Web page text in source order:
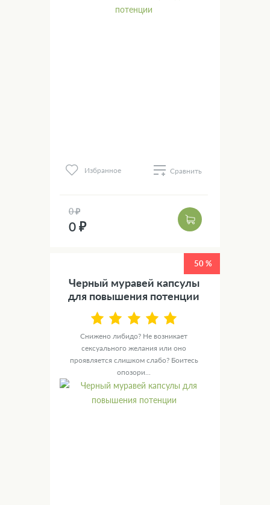
Избранное Сравнить
0 ₽
0 ₽
50 %
Черный муравей капсулы
для повышения потенции
Снижено либидо? Не возникает
сексуального желания или оно
проявляется слишком слабо? Боитесь
опозори...